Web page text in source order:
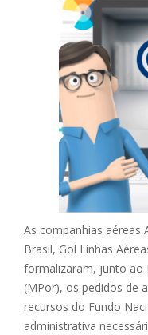
As companhias aéreas
Brasil, Gol Linhas
formalizaram, junto ao
(MPor), os pedidos de
recursos do Fundo
administrativa